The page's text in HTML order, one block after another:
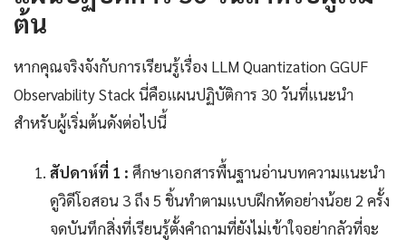
ต้น
หากคุณจริงจังกับการเรียนรู้เรื่อง LLM Quantization GGUF
Observability Stack นี่คือแผนปฏิบัติการ 30 วันที่แนะนำ
สำหรับผู้เริ่มต้นดังต่อไปนี้
สัปดาห์ที่ 1 : ศึกษาเอกสารพื้นฐานอ่านบทความแนะนำ
ดูวิดีโอสอน 3 ถึง 5 ชิ้นทำตามแบบฝึกหัดอย่างน้อย 2 ครั้ง
จดบันทึกสิ่งที่เรียนรู้ตั้งคำถามที่ยังไม่เข้าใจอย่ากลัวที่จะ